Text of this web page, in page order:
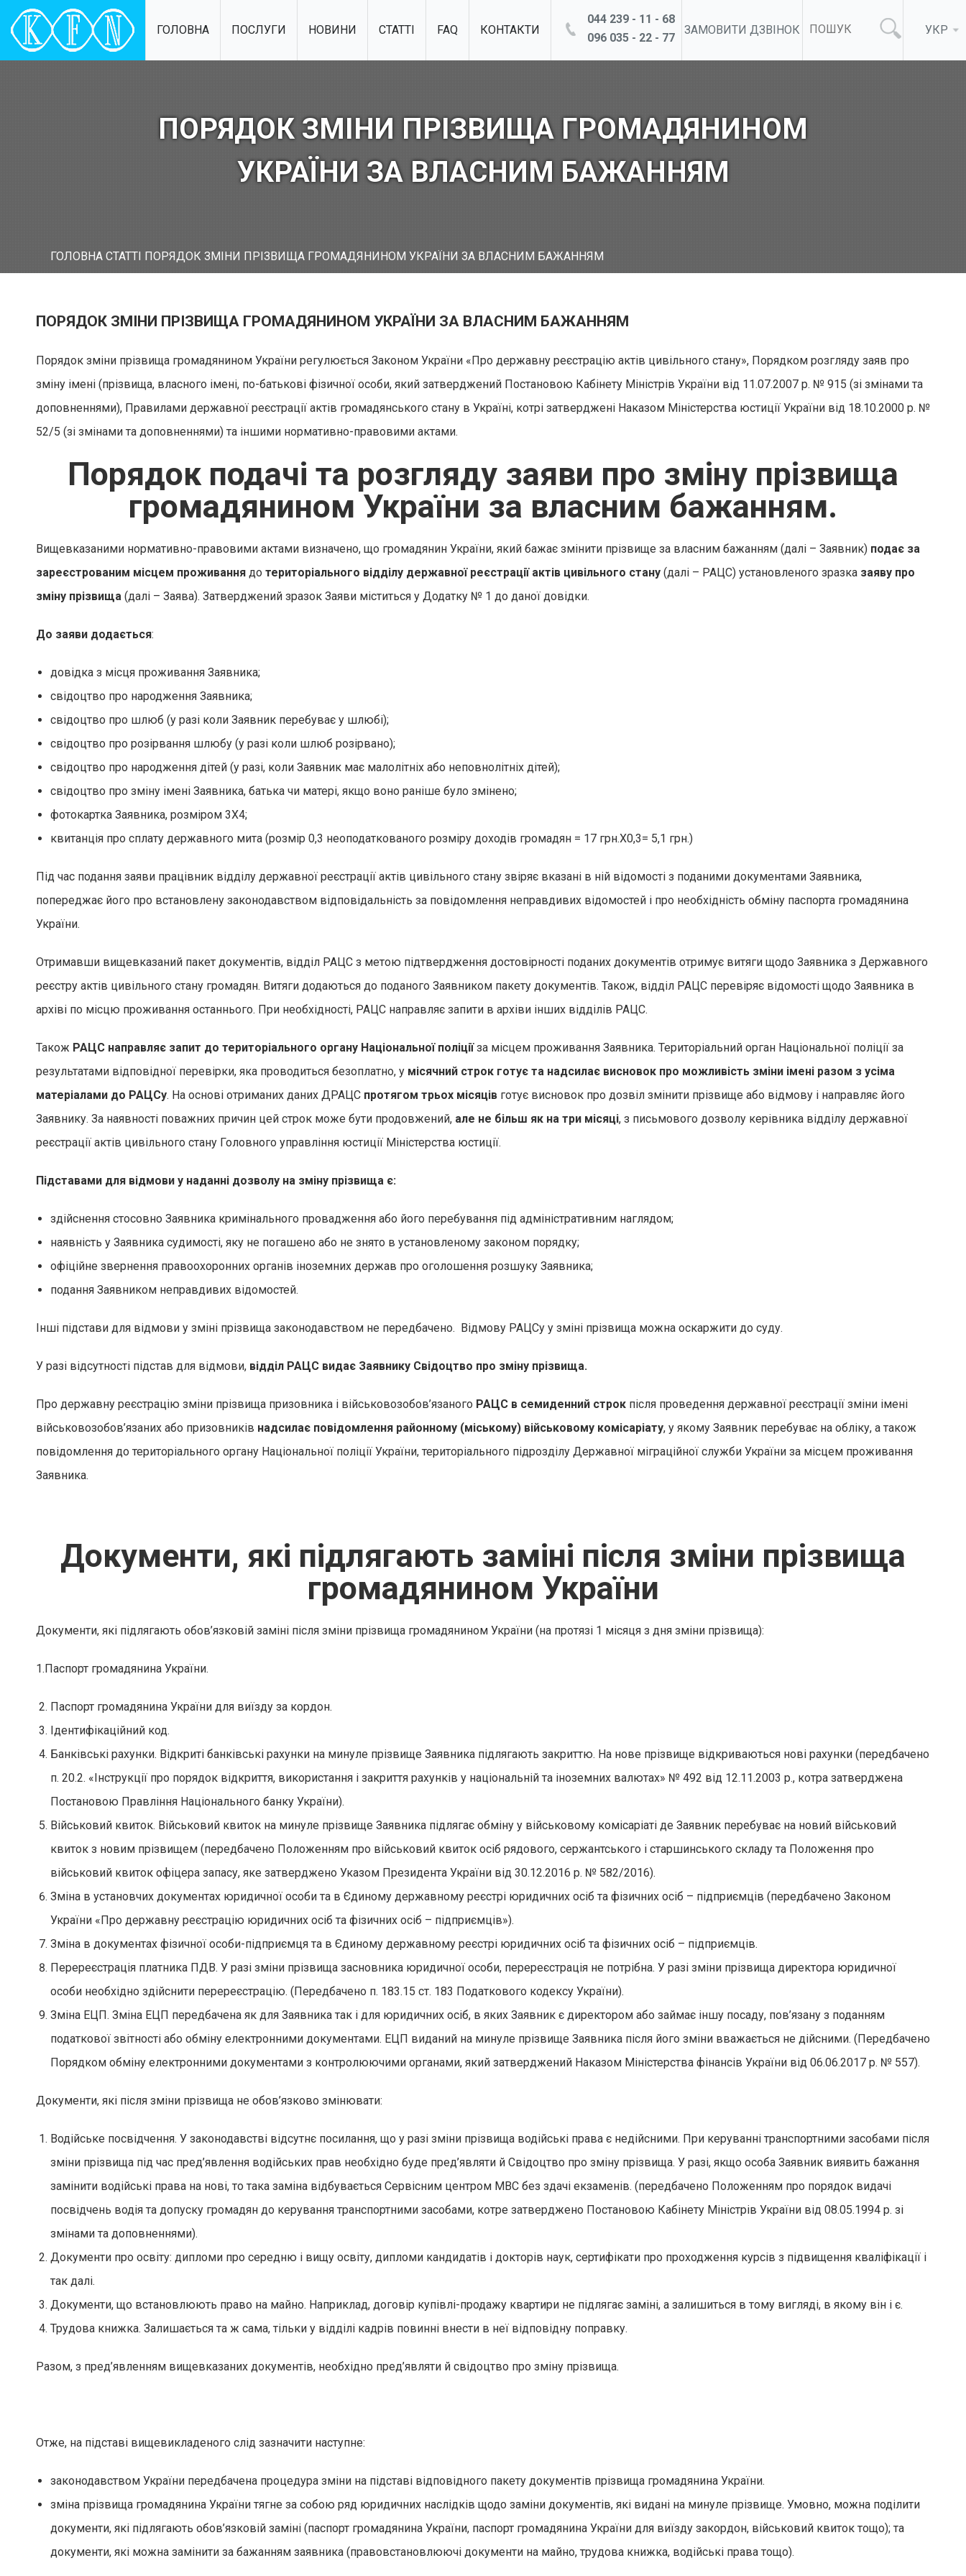
ГОЛОВНА ПОСЛУГИ НОВИНИ СТАТТІ FAQ КОНТАКТИ
044 239 - 11 - 68
096 035 - 22 - 77
ЗАМОВИТИ ДЗВІНОК УКР
ПОРЯДОК ЗМІНИ ПРІЗВИЩА ГРОМАДЯНИНОМ
УКРАЇНИ ЗА ВЛАСНИМ БАЖАННЯМ
ГОЛОВНА СТАТТІ ПОРЯДОК ЗМІНИ ПРІЗВИЩА ГРОМАДЯНИНОМ УКРАЇНИ ЗА ВЛАСНИМ БАЖАННЯМ
ПОРЯДОК ЗМІНИ ПРІЗВИЩА ГРОМАДЯНИНОМ УКРАЇНИ ЗА ВЛАСНИМ БАЖАННЯМ
Порядок зміни прізвища громадянином України регулюється Законом України «Про державну реєстрацію актів цивільного стану», Порядком розгляду заяв про
зміну імені (прізвища, власного імені, по-батькові фізичної особи, який затверджений Постановою Кабінету Міністрів України від 11.07.2007 р. № 915 (зі змінами та
доповненнями), Правилами державної реєстрації актів громадянського стану в Україні, котрі затверджені Наказом Міністерства юстиції України від 18.10.2000 р. №
52/5 (зі змінами та доповненнями) та іншими нормативно-правовими актами.
Порядок подачі та розгляду заяви про зміну прізвища
громадянином України за власним бажанням.
Вищевказаними нормативно-правовими актами визначено, що громадянин України, який бажає змінити прізвище за власним бажанням (далі – Заявник) подає за
зареєстрованим місцем проживання до територіального відділу державної реєстрації актів цивільного стану (далі – РАЦС) установленого зразка заяву про
зміну прізвища (далі – Заява). Затверджений зразок Заяви міститься у Додатку № 1 до даної довідки.
До заяви додається:
довідка з місця проживання Заявника;
свідоцтво про народження Заявника;
свідоцтво про шлюб (у разі коли Заявник перебуває у шлюбі);
свідоцтво про розірвання шлюбу (у разі коли шлюб розірвано);
свідоцтво про народження дітей (у разі, коли Заявник має малолітніх або неповнолітніх дітей);
свідоцтво про зміну імені Заявника, батька чи матері, якщо воно раніше було змінено;
фотокартка Заявника, розміром 3Х4;
квитанція про сплату державного мита (розмір 0,3 неоподаткованого розміру доходів громадян = 17 грн.Х0,3= 5,1 грн.)
Під час подання заяви працівник відділу державної реєстрації актів цивільного стану звіряє вказані в ній відомості з поданими документами Заявника,
попереджає його про встановлену законодавством відповідальність за повідомлення неправдивих відомостей і про необхідність обміну паспорта громадянина
України.
Отримавши вищевказаний пакет документів, відділ РАЦС з метою підтвердження достовірності поданих документів отримує витяги щодо Заявника з Державного
реєстру актів цивільного стану громадян. Витяги додаються до поданого Заявником пакету документів. Також, відділ РАЦС перевіряє відомості щодо Заявника в
архіві по місцю проживання останнього. При необхідності, РАЦС направляє запити в архіви інших відділів РАЦС.
Також РАЦС направляє запит до територіального органу Національної поліціїза місцем проживання Заявника. Територіальний орган Національної поліції за
результатами відповідної перевірки, яка проводиться безоплатно, у місячний строк готує та надсилає висновок про можливість зміни імені разом з усіма
матеріалами до РАЦСу. На основі отриманих даних ДРАЦС протягом трьох місяців готує висновок про дозвіл змінити прізвище або відмову і направляє його
Заявнику. За наявності поважних причин цей строк може бути продовжений, але не більш як на три місяці, з письмового дозволу керівника відділу державної
реєстрації актів цивільного стану Головного управління юстиції Міністерства юстиції.
Підставами для відмови у наданні дозволу на зміну прізвища є:
здійснення стосовно Заявника кримінального провадження або його перебування під адміністративним наглядом;
наявність у Заявника судимості, яку не погашено або не знято в установленому законом порядку;
офіційне звернення правоохоронних органів іноземних держав про оголошення розшуку Заявника;
подання Заявником неправдивих відомостей.
Інші підстави для відмови у зміні прізвища законодавством не передбачено. Відмову РАЦСу у зміні прізвища можна оскаржити до суду.
У разі відсутності підстав для відмови, відділ РАЦС видає Заявнику Свідоцтво про зміну прізвища.
Про державну реєстрацію зміни прізвища призовника і військовозобов’язаного РАЦС в семиденний строк після проведення державної реєстрації зміни імені
військовозобов’язаних або призовників надсилає повідомлення районному (міському) військовому комісаріату, у якому Заявник перебуває на обліку, а також
повідомлення до територіального органу Національної поліції України, територіального підрозділу Державної міграційної служби України за місцем проживання
Заявника.
Документи, які підлягають заміні після зміни прізвища
громадянином України
Документи, які підлягають обов’язковій заміні після зміни прізвища громадянином України (на протязі 1 місяця з дня зміни прізвища):
1.Паспорт громадянина України.
Паспорт громадянина України для виїзду за кордон.
Ідентифікаційний код.
Банківські рахунки. Відкриті банківські рахунки на минуле прізвище Заявника підлягають закриттю. На нове прізвище відкриваються нові рахунки (передбачено
п. 20.2. «Інструкції про порядок відкриття, використання і закриття рахунків у національній та іноземних валютах» № 492 від 12.11.2003 р., котра затверджена
Постановою Правління Національного банку України).
Військовий квиток. Військовий квиток на минуле прізвище Заявника підлягає обміну у військовому комісаріаті де Заявник перебуває на новий військовий
квиток з новим прізвищем (передбачено Положенням про військовий квиток осіб рядового, сержантського і старшинського складу та Положення про
військовий квиток офіцера запасу, яке затверджено Указом Президента України від 30.12.2016 р. № 582/2016).
Зміна в установчих документах юридичної особи та в Єдиному державному реєстрі юридичних осіб та фізичних осіб – підприємців (передбачено Законом
України «Про державну реєстрацію юридичних осіб та фізичних осіб – підприємців»).
Зміна в документах фізичної особи-підприємця та в Єдиному державному реєстрі юридичних осіб та фізичних осіб – підприємців.
Перереєстрація платника ПДВ. У разі зміни прізвища засновника юридичної особи, перереєстрація не потрібна. У разі зміни прізвища директора юридичної
особи необхідно здійснити перереєстрацію. (Передбачено п. 183.15 ст. 183 Податкового кодексу України).
Зміна ЕЦП. Зміна ЕЦП передбачена як для Заявника так і для юридичних осіб, в яких Заявник є директором або займає іншу посаду, пов’язану з поданням
податкової звітності або обміну електронними документами. ЕЦП виданий на минуле прізвище Заявника після його зміни вважається не дійсними. (Передбачено
Порядком обміну електронними документами з контролюючими органами, який затверджений Наказом Міністерства фінансів України від 06.06.2017 р. № 557).
Документи, які після зміни прізвища не обов’язково змінювати:
Водійське посвідчення. У законодавстві відсутнє посилання, що у разі зміни прізвища водійські права є недійсними. При керуванні транспортними засобами після
зміни прізвища під час пред’явлення водійських прав необхідно буде пред’являти й Свідоцтво про зміну прізвища. У разі, якщо особа Заявник виявить бажання
замінити водійські права на нові, то така заміна відбувається Сервісним центром МВС без здачі екзаменів. (передбачено Положенням про порядок видачі
посвідчень водія та допуску громадян до керування транспортними засобами, котре затверджено Постановою Кабінету Міністрів України від 08.05.1994 р. зі
змінами та доповненнями).
Документи про освіту: дипломи про середню і вищу освіту, дипломи кандидатів і докторів наук, сертифікати про проходження курсів з підвищення кваліфікації і
так далі.
Документи, що встановлюють право на майно. Наприклад, договір купівлі-продажу квартири не підлягає заміні, а залишиться в тому вигляді, в якому він і є.
Трудова книжка. Залишається та ж сама, тільки у відділі кадрів повинні внести в неї відповідну поправку.
Разом, з пред’явленням вищевказаних документів, необхідно пред’являти й свідоцтво про зміну прізвища.
Отже, на підставі вищевикладеного слід зазначити наступне:
законодавством України передбачена процедура зміни на підставі відповідного пакету документів прізвища громадянина України.
зміна прізвища громадянина України тягне за собою ряд юридичних наслідків щодо заміни документів, які видані на минуле прізвище. Умовно, можна поділити
документи, які підлягають обов’язковій заміні (паспорт громадянина України, паспорт громадянина України для виїзду закордон, військовий квиток тощо); та
документи, які можна замінити за бажанням заявника (правовстановлюючі документи на майно, трудова книжка, водійські права тощо).